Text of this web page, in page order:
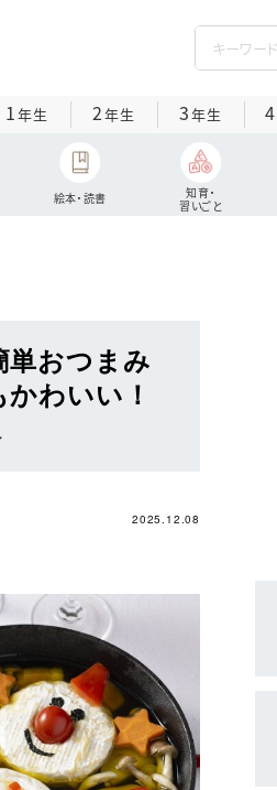
1年生 2年生 3年生 4
絵本・読書
知育・
習いごと
単おつまみ
わいい！
2025.12.08